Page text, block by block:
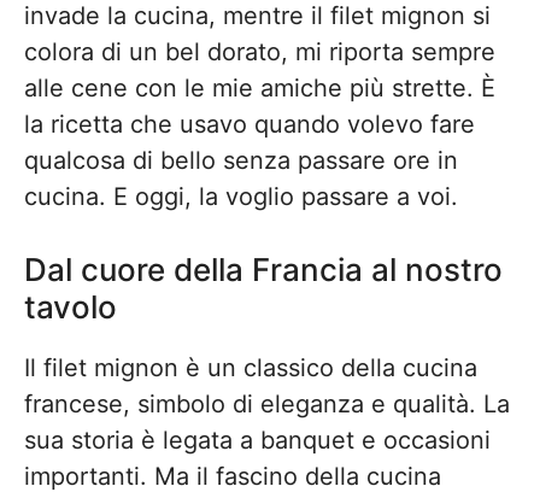
invade la cucina, mentre il filet mignon si
colora di un bel dorato, mi riporta sempre
alle cene con le mie amiche più strette. È
la ricetta che usavo quando volevo fare
qualcosa di bello senza passare ore in
cucina. E oggi, la voglio passare a voi.
Dal cuore della Francia al nostro
tavolo
Il filet mignon è un classico della cucina
francese, simbolo di eleganza e qualità. La
sua storia è legata a banquet e occasioni
importanti. Ma il fascino della cucina